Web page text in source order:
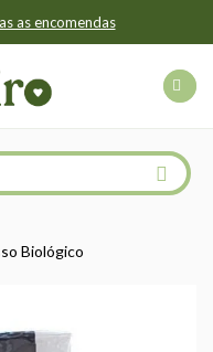
as encomendas
Biológico